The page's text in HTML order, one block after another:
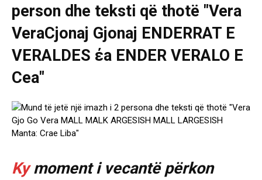
Kymoment i vecantë përkon